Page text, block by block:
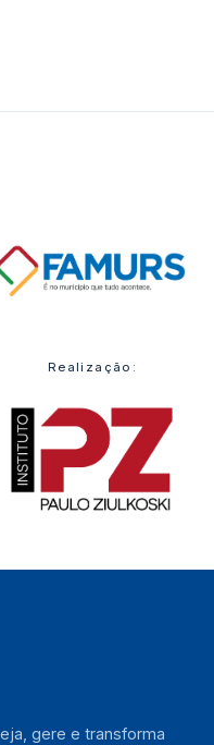
Realização:
gere e transforma